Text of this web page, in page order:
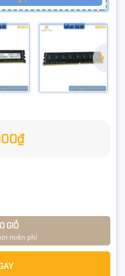
GIỎ
miễn phí
cho laptop/SO-DIMM)
tab trình duyệt, chạy
(RAM thanh dài của PC,
tương đồng (1600MHz) để